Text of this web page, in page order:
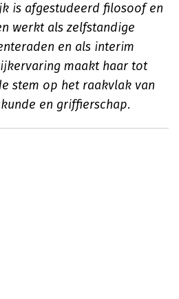
is afgestudeerd filosoof en
werkt als zelfstandige
en als interim
maakt haar tot
stem op het raakvlak van
en griffierschap.